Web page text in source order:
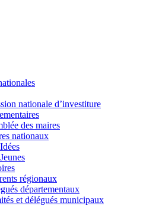
nationale d’investiture
des maires
nationaux
régionaux
départementaux
et délégués municipaux